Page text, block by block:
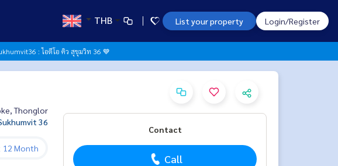
THB List your property Login/Register
: ไอดีโอ คิว สุขุมวิท 36 💙
Thonglor
36
12 Month
Contact
Call